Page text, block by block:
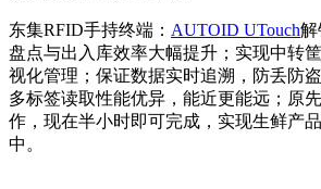
东集RFID手持终端： AUTOID UTouch解
盘点与出入库效率大幅提升；实现中
视化管理；保证数据实时追溯，防丢防盗
多标签读取性能优异，能近更能远；
作，现在半小时即可完成，实现生鲜
中。